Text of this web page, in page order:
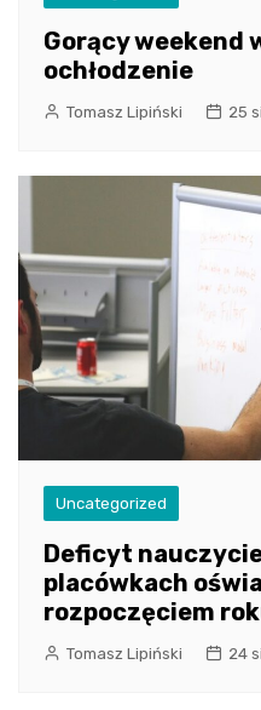
Gorący weekend
ochłodzenie
Tomasz Lipiński 25
Uncategorized
Deficyt
placówkach
rozpoczęciem
Tomasz Lipiński 24